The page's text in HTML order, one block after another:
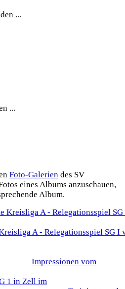
...
...
Foto-Galerien des SV
eines Albums anzuschauen,
Album.
A - Relegationsspiel SG I
Impressionen vom